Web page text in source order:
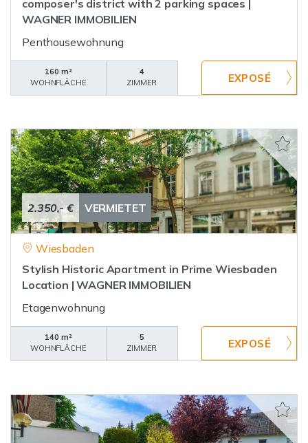
composer's district with 2 parking spaces |
WAGNER IMMOBILIEN
Penthousewohnung
160 m²
WOHNFLÄCHE
4
ZIMMER
2.350,- € VERMIETET
Wiesbaden
Stylish Historic Apartment in Prime Wiesbaden
Location | WAGNER IMMOBILIEN
Etagenwohnung
140 m²
WOHNFLÄCHE
5
ZIMMER